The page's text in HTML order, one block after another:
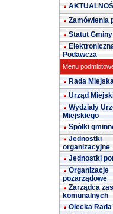
Zamówienia
Statut
Podawcza
Menu
Rada
Urząd
Wydziały
Miejskiego
Spółki
Jednostki
organizacyjne
Jednostki
Organizacje
pozarządowe
Zarządca
komunalnych
Olecka